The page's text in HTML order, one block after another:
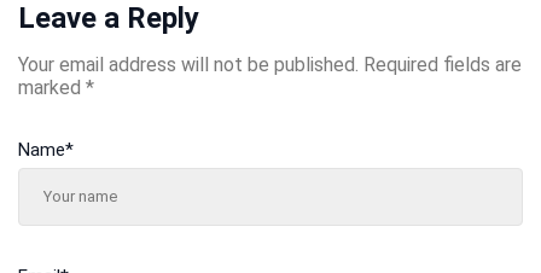
Leave a Reply
Your email address will not be published. Required fields are
marked *
Name*